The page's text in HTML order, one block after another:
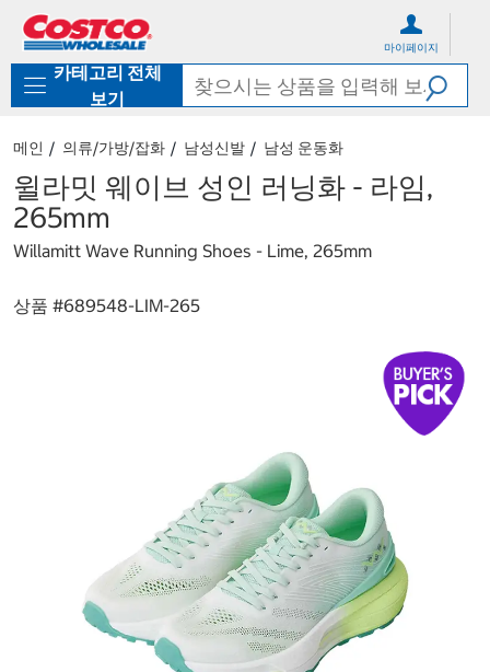
로
기
가
마이페이지
카테고리 전체
보기
메인 의류/가방/잡화 남성신발 남성 운동화
윌라밋 웨이브 성인 러닝화 - 라임,
265mm
Willamitt Wave Running Shoes - Lime, 265mm
상품 #689548-LIM-265